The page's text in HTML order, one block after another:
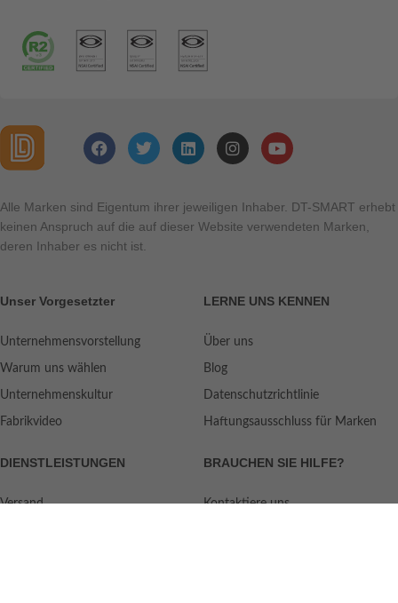
Alle Marken sind Eigentum ihrer jeweiligen Inhaber. DT-SMART erhebt
keinen Anspruch auf die auf dieser Website verwendeten Marken,
deren Inhaber es nicht ist.
Unser Vorgesetzter
Unternehmensvorstellung
Warum uns wählen
Unternehmenskultur
Fabrikvideo
LERNE UNS KENNEN
Über uns
Blog
Datenschutzrichtlinie
Haftungsausschluss für Marken
DIENSTLEISTUNGEN
Versand
BRAUCHEN SIE HILFE?
Kontaktiere uns